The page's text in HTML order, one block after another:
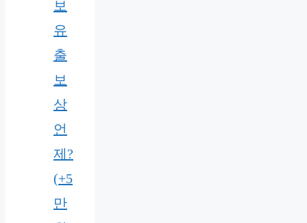
보
유
출
보
상
언
제?
(+5
만